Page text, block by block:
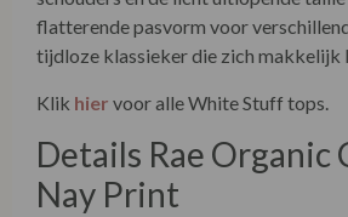
flatterende pasvorm voor
tijdloze klassieker die zich makkelijk
Klik hier voor alle White Stuff tops.
Details Rae Organic
Nay Print